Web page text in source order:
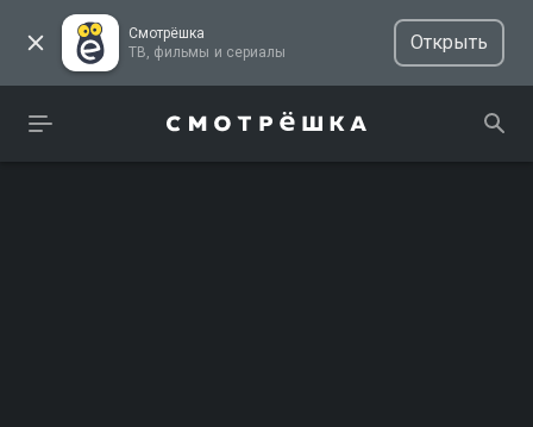
Смотрёшка
ТВ, фильмы и сериалы
Открыть